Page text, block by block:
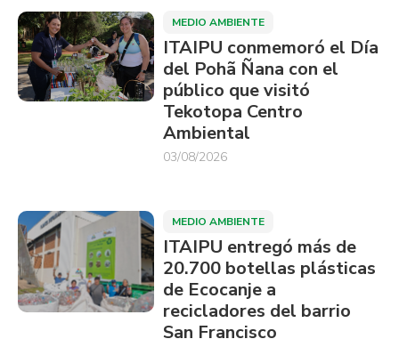
MEDIO AMBIENTE
ITAIPU conmemoró el Día
del Pohã Ñana con el
público que visitó
Tekotopa Centro
Ambiental
03/08/2026
MEDIO AMBIENTE
ITAIPU entregó más de
20.700 botellas plásticas
de Ecocanje a
recicladores del barrio
San Francisco